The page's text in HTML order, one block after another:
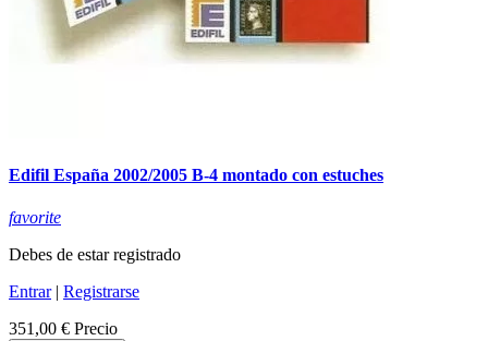
Edifil España 2002/2005 B-4 montado con estuches
favorite
Debes de estar registrado
Entrar| Registrarse
351,00 € Precio